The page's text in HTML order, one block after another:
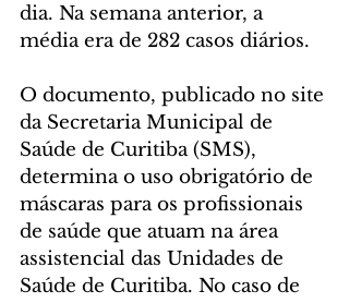
dia. Na semana anterior, a
média era de 282 casos diários.
O documento, publicado no site
da Secretaria Municipal de
Saúde de Curitiba (SMS),
determina o uso obrigatório de
máscaras para os profissionais
de saúde que atuam na área
assistencial das Unidades de
Saúde de Curitiba. No caso de